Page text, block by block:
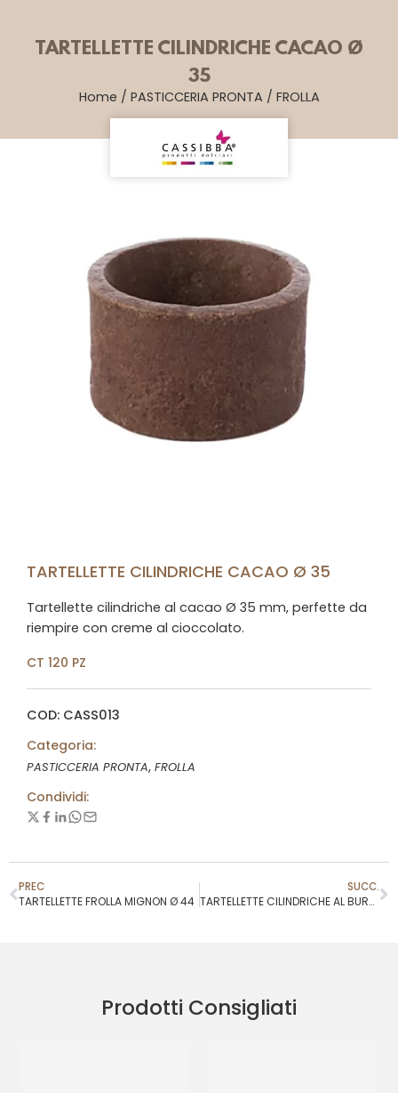
TARTELLETTE CILINDRICHE CACAO Ø
35
Home / PASTICCERIA PRONTA / FROLLA
TARTELLETTE CILINDRICHE CACAO Ø 35
Tartellette cilindriche al cacao Ø 35 mm, perfette da
riempire con creme al cioccolato.
CT 120 PZ
COD: CASS013
Categoria:
PASTICCERIA PRONTA, FROLLA
Condividi:
PREC
TARTELLETTE FROLLA MIGNON Ø 44
SUCC.
TARTELLETTE CILINDRICHE AL BURRO Ø 90
Prodotti Consigliati